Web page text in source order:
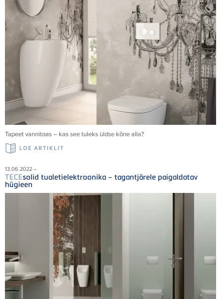
Tapeet vannitoas – kas see tuleks üldse kõne alla?
LOE ARTIKLIT
13.06.2022 –
TECEsolid tualetielektroonika – tagantjärele paigaldatav
hügieen